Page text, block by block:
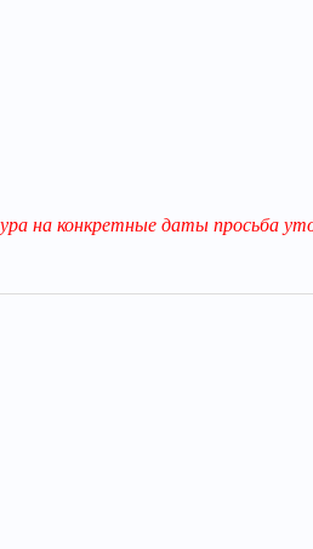
на конкретные даты просьба